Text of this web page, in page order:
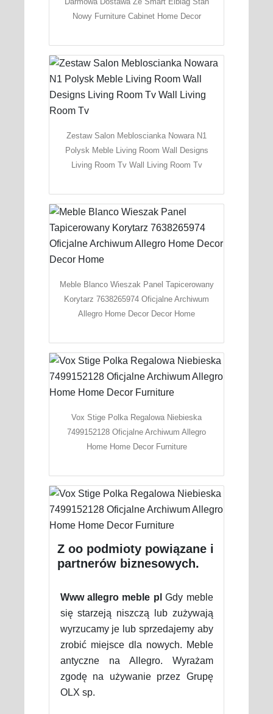
Nowy Furniture Cabinet Home Decor
Zestaw Salon Mebloscianka Nowara N1
Polysk Meble Living Room Wall Designs
Living Room Tv Wall Living Room Tv
Meble Blanco Wieszak Panel Tapicerowany
Korytarz 7638265974 Oficjalne Archiwum
Allegro Home Decor Decor Home
Vox Stige Polka Regalowa Niebieska
7499152128 Oficjalne Archiwum Allegro
Home Home Decor Furniture
Z oo podmioty powiązane i
partnerów biznesowych.
Www allegro meble pl Gdy meble
się starzeją niszczą lub zużywają
wyrzucamy je lub sprzedajemy aby
zrobić miejsce dla nowych. Meble
antyczne na Allegro. Wyrażam
zgodę na używanie przez Grupę
OLX sp.